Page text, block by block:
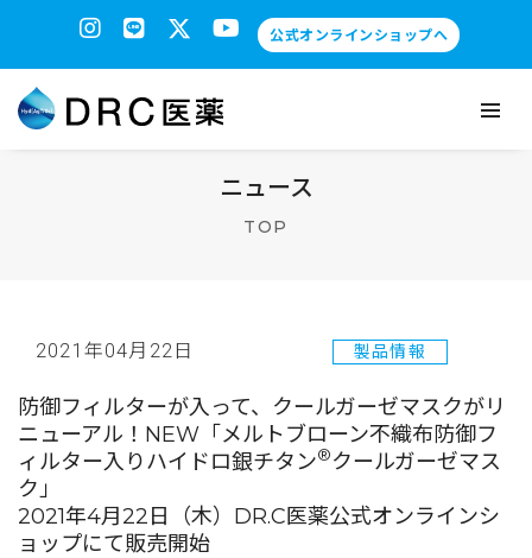
公式オンラインショップへ
ニュース
TOP
2021年04月22日 製品情報
防御フィルターが入って、クールガーゼマスクがリ
ニューアル！NEW「メルトブローン不織布防御フ
ィルター入りハイドロ銀チタン®クールガーゼマス
ク」
2021年4月22日（木）DR.C医薬公式オンラインシ
ョップにて販売開始